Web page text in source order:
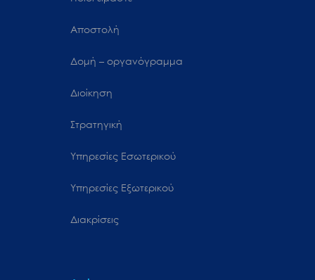
Αποστολή
Δομή – οργανόγραμμα
Διοίκηση
Στρατηγική
Υπηρεσίες Εσωτερικού
Υπηρεσίες Εξωτερικού
Διακρίσεις